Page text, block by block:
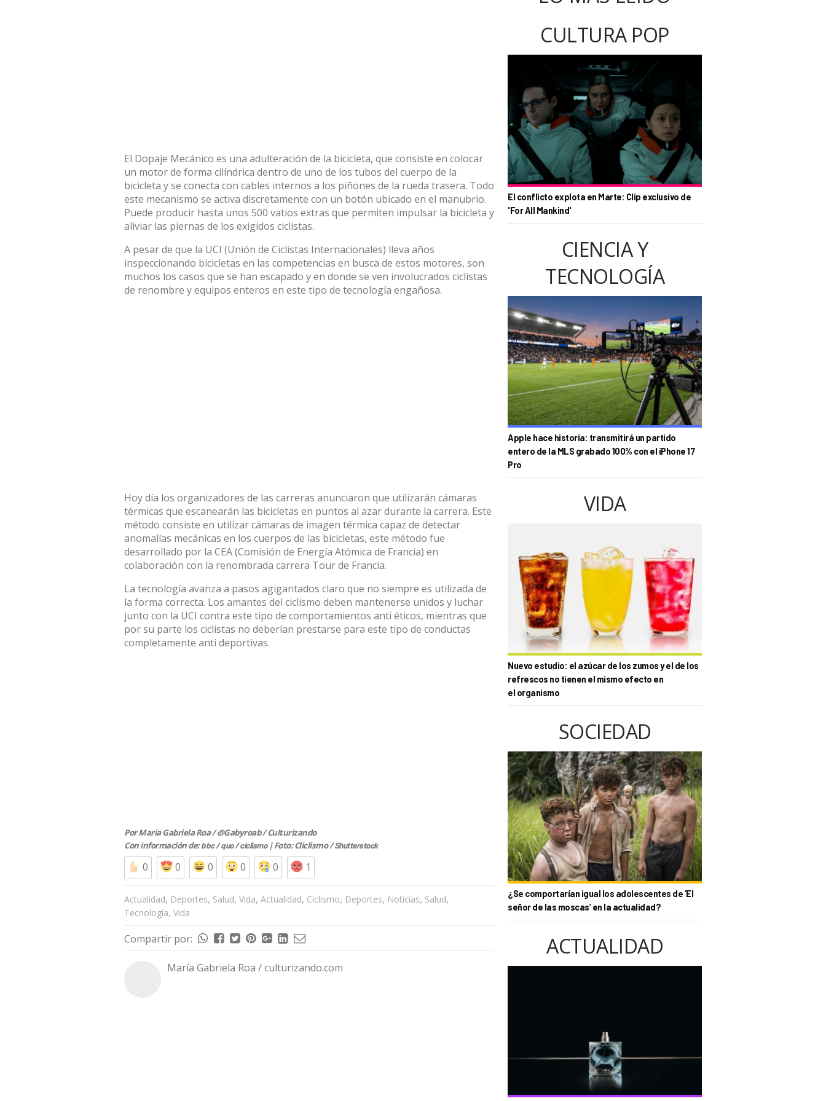
El Dopaje Mecánico es una adulteración de la bicicleta, que consiste en colocar
un motor de forma cilíndrica dentro de uno de los tubos del cuerpo de la
bicicleta y se conecta con cables internos a los piñones de la rueda trasera. Todo
este mecanismo se activa discretamente con un botón ubicado en el manubrio.
Puede producir hasta unos 500 vatios extras que permiten impulsar la bicicleta y
aliviar las piernas de los exigidos ciclistas.
A pesar de que la UCI (Unión de Ciclistas Internacionales) lleva años
inspeccionando bicicletas en las competencias en busca de estos motores, son
muchos los casos que se han escapado y en donde se ven involucrados ciclistas
de renombre y equipos enteros en este tipo de tecnología engañosa.
Hoy día los organizadores de las carreras anunciaron que utilizarán cámaras
térmicas que escanearán las bicicletas en puntos al azar durante la carrera. Este
método consiste en utilizar cámaras de imagen térmica capaz de detectar
anomalías mecánicas en los cuerpos de las bicicletas, este método fue
desarrollado por la CEA (Comisión de Energía Atómica de Francia) en
colaboración con la renombrada carrera Tour de Francia.
La tecnología avanza a pasos agigantados claro que no siempre es utilizada de
la forma correcta. Los amantes del ciclismo deben mantenerse unidos y luchar
junto con la UCI contra este tipo de comportamientos anti éticos, mientras que
por su parte los ciclistas no deberían prestarse para este tipo de conductas
completamente anti deportivas.
Por Maria Gabriela Roa / @Gabyroab / Culturizando
Con información de:bbc / quo / ciclismo| Foto: Cliclismo /Shutterstock
0 0 0 0 0 1
Actualidad, Deportes, Salud, Vida, Actualidad, Ciclismo, Deportes, Noticias, Salud,
Tecnología, Vida
Compartir por:
María Gabriela Roa / culturizando.com
CULTURA POP
El conflicto explota en Marte: Clip exclusivo de
'For All Mankind'
CIENCIA Y
TECNOLOGÍA
Apple hace historia: transmitirá un partido
entero de la MLS grabado 100% con el iPhone 17
Pro
VIDA
Nuevo estudio: el azúcar de los zumos y el de los
refrescos no tienen el mismo efecto en
el organismo
SOCIEDAD
¿Se comportarían igual los adolescentes de ‘El
señor de las moscas’ en la actualidad?
ACTUALIDAD